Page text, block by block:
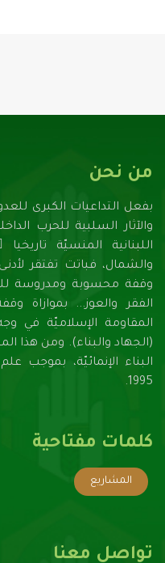
من نحن
والآثار السلبية للحرب
اللبنانية المنسيّة
والشمال، فباتت تفتقر
وقفة محسوبة ومدروسة
الفقر والعوز... بموازاة
المقاومة الإسلاميّة في
(الجهاد والبناء). ومن
1995.
كلمات مفتاحية
المشاريع
تواصل معنا